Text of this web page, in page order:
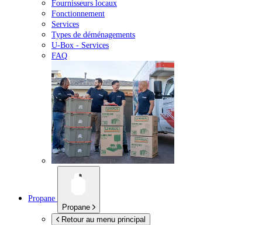
Fournisseurs locaux
Fonctionnement
Services
Types de déménagements
U-Box - Services
FAQ
Propane
Propane
Retour au menu principal